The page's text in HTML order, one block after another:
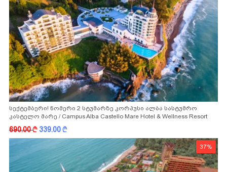
სექტემბერი! ნომერი 2 სტუმარზე კორპუსი ალბა სასტუმრო
კასტელო მარე / Campus Alba Castello Mare Hotel & Wellness Resort
-სგან!
690.00k 339.00k
37%